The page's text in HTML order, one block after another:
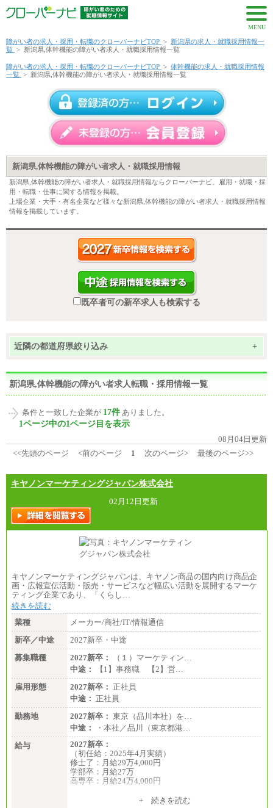
MENU
障がい者の求人・採用・転職のクローバーナビTOP > 新潟県の求人・就職採用情報一
覧 > 新潟県,体幹機能の障がい者求人・就職採用情報一覧
障がい者の求人・採用・転職のクローバーナビTOP > 体幹機能の求人・就職採用情報
一覧 > 新潟県,体幹機能の障がい者求人・就職採用情報一覧
新潟県,体幹機能の障がい者求人・就職採用情報
新潟県,体幹機能の障がい者求人・就職採用情報ならクローバーナビ。雇用・就職・採
用・転職・仕事に関する情報を掲載。
上場企業・大手・有名企業など様々な新潟県,体幹機能の障がい者求人・就職採用情報
情報を掲載しています。
既卒者可の新卒求人も検索する
近隣の都道府県絞り込み +
新潟県,体幹機能の障がい者求人転職・採用情報一覧
条件と一致した企業が 17件 ありました。
1ページ中の1ページ目を表示
08月04日更新
<<先頭のページ
<前のページ 1 次のページ> 最後のページ>>
キヤノンマーケティングジャパン株式会社
02月12日更新
キヤノンマーケティングジャパンは、キヤノン商品の国内向け商品企
画・広報宣伝活動・販売・サービスなど幅広い活動を展開するマーケ
ティング企業であり、「くらし…
続きを読む
業種
メーカー/商社/IT/情報通信
新卒／中途
2027新卒・中途
募集職種
2027新卒：
（１）マーケティン…
中途：
【1】事務職 【2】営…
雇用形態
2027新卒： 正社員
中途： 正社員
勤務地
2027新卒： 東京（品川本社）を…
中途：
・本社／品川（東京都港…
給与
2027新卒：
（初任給：2025年4月実績）
修士了：月給29万4,000円
学部卒：月給27万
高専卒：月給24万4,000円
+ 続きを読む